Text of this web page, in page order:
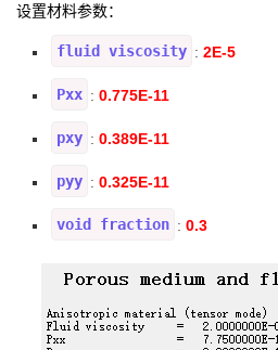
设置材料参数：
fluid viscosity : 2E-5
Pxx : 0.775E-11
pxy : 0.389E-11
pyy : 0.325E-11
void fraction : 0.3